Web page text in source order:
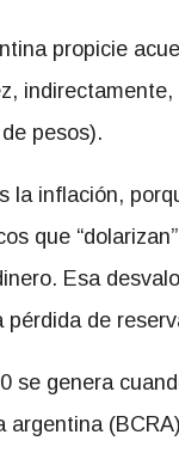
propicie
pesos).
la inflación,
que
Esa
de
se genera
argentina